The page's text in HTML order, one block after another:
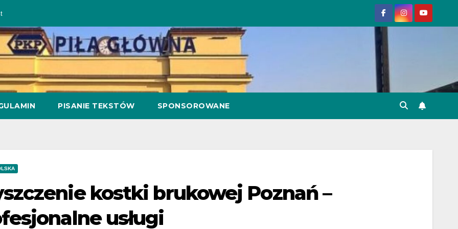
PISANIE TEKSTÓW SPONSOROWANE
kostki brukowej Poznań –
usługi